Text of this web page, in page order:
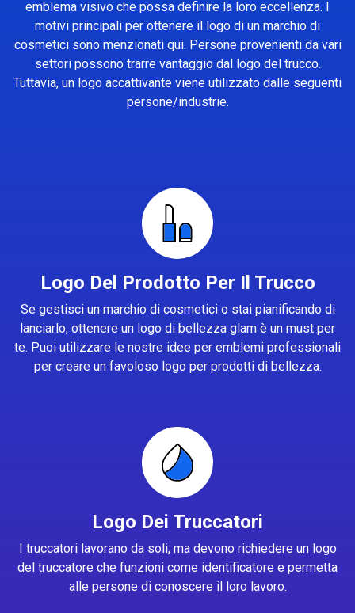
emblema visivo che possa definire la loro eccellenza. I
motivi principali per ottenere il logo di un marchio di
cosmetici sono menzionati qui. Persone provenienti da vari
settori possono trarre vantaggio dal logo del trucco.
Tuttavia, un logo accattivante viene utilizzato dalle seguenti
persone/industrie.
Logo Del Prodotto Per Il Trucco
Se gestisci un marchio di cosmetici o stai pianificando di
lanciarlo, ottenere un logo di bellezza glam è un must per
te. Puoi utilizzare le nostre idee per emblemi professionali
per creare un favoloso logo per prodotti di bellezza.
Logo Dei Truccatori
I truccatori lavorano da soli, ma devono richiedere un logo
del truccatore che funzioni come identificatore e permetta
alle persone di conoscere il loro lavoro.